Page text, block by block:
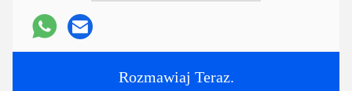
Rozmawiaj Teraz.